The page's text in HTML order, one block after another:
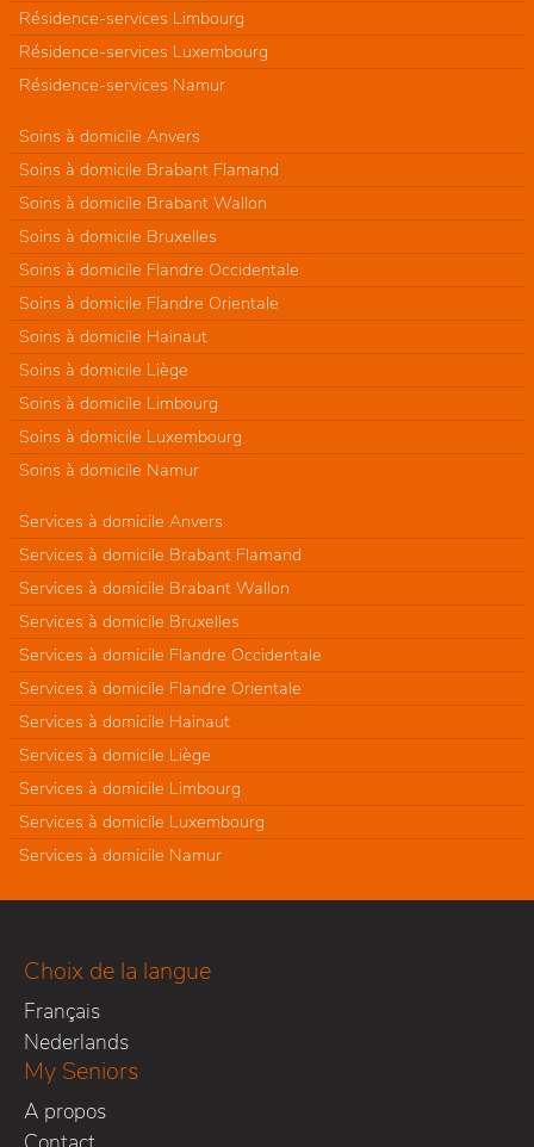
Résidence-services Limbourg
Résidence-services Luxembourg
Résidence-services Namur
Soins à domicile Anvers
Soins à domicile Brabant Flamand
Soins à domicile Brabant Wallon
Soins à domicile Bruxelles
Soins à domicile Flandre Occidentale
Soins à domicile Flandre Orientale
Soins à domicile Hainaut
Soins à domicile Liège
Soins à domicile Limbourg
Soins à domicile Luxembourg
Soins à domicile Namur
Services à domicile Anvers
Services à domicile Brabant Flamand
Services à domicile Brabant Wallon
Services à domicile Bruxelles
Services à domicile Flandre Occidentale
Services à domicile Flandre Orientale
Services à domicile Hainaut
Services à domicile Liège
Services à domicile Limbourg
Services à domicile Luxembourg
Services à domicile Namur
Choix de la langue
Français
Nederlands
My Seniors
A propos